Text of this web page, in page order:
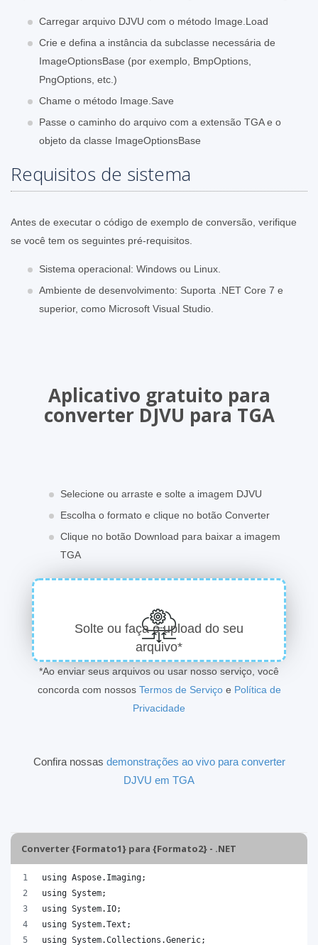
Carregar arquivo DJVU com o método Image.Load
Crie e defina a instância da subclasse necessária de
ImageOptionsBase (por exemplo, BmpOptions,
PngOptions, etc.)
Chame o método Image.Save
Passe o caminho do arquivo com a extensão TGA e o
objeto da classe ImageOptionsBase
Requisitos de sistema
Antes de executar o código de exemplo de conversão, verifique
se você tem os seguintes pré-requisitos.
Sistema operacional: Windows ou Linux.
Ambiente de desenvolvimento: Suporta .NET Core 7 e
superior, como Microsoft Visual Studio.
Aplicativo gratuito para
converter DJVU para TGA
Selecione ou arraste e solte a imagem DJVU
Escolha o formato e clique no botão Converter
Clique no botão Download para baixar a imagem
TGA
Solte ou faça o upload do seu
arquivo*
*Ao enviar seus arquivos ou usar nosso serviço, você
concorda com nossos Termos de Serviçoe Política de
Privacidade
Confira nossas demonstrações ao vivo para converter
DJVU em TGA
Converter {Formato1} para {Formato2} - .NET